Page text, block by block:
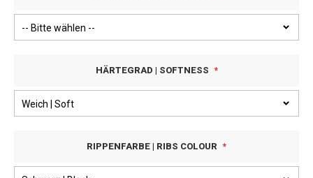
HÄRTEGRAD | SOFTNESS
RIPPENFARBE | RIBS COLOUR